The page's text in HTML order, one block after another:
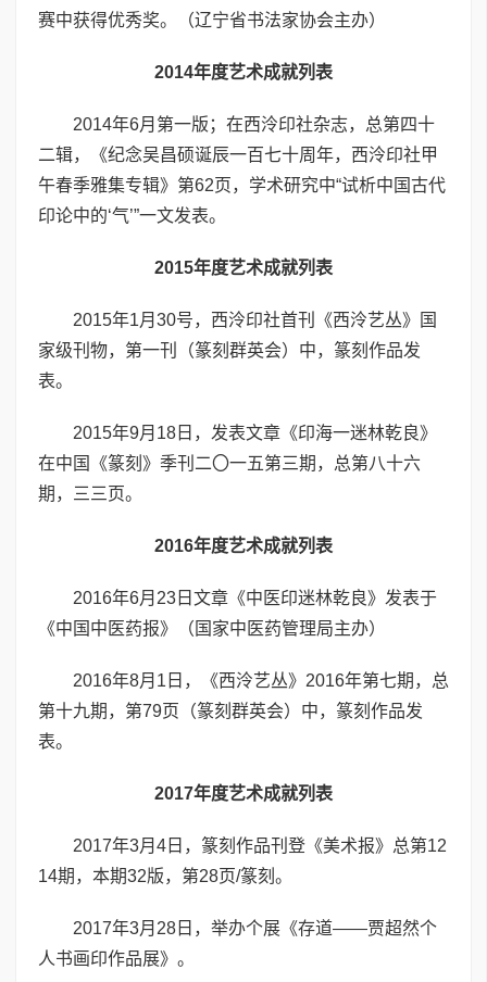
赛中获得优秀奖。（辽宁省书法家协会主办）
2014年度艺术成就列表
2014年6月第一版；在西泠印社杂志，总第四十
二辑，《纪念吴昌硕诞辰一百七十周年，西泠印社甲
午春季雅集专辑》第62页，学术研究中“试析中国古代
印论中的‘气’”一文发表。
2015年度艺术成就列表
2015年1月30号，西泠印社首刊《西泠艺丛》国
家级刊物，第一刊（篆刻群英会）中，篆刻作品发
表。
2015年9月18日，发表文章《印海一迷林乾良》
在中国《篆刻》季刊二〇一五第三期，总第八十六
期，三三页。
2016年度艺术成就列表
2016年6月23日文章《中医印迷林乾良》发表于
《中国中医药报》（国家中医药管理局主办）
2016年8月1日，《西泠艺丛》2016年第七期，总
第十九期，第79页（篆刻群英会）中，篆刻作品发
表。
2017年度艺术成就列表
2017年3月4日，篆刻作品刊登《美术报》总第12
14期，本期32版，第28页/篆刻。
2017年3月28日，举办个展《存道——贾超然个
人书画印作品展》。